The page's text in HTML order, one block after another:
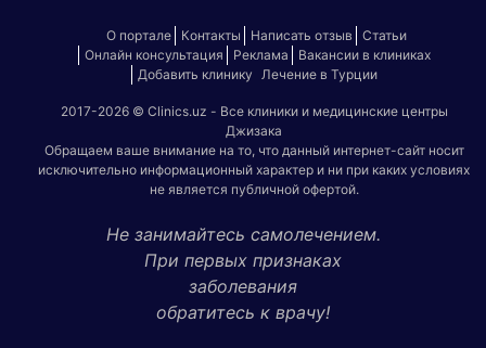
О портале Контакты Написать отзыв
Статьи
Онлайн консультация
Реклама
Вакансии в клиниках
Добавить клинику
Лечение в Турции
2017-2026 © Clinics.uz - Все клиники и медицинские центры
Джизака
Обращаем ваше внимание на то, что данный интернет-сайт носит
исключительно информационный характер и ни при каких условиях
не является публичной офертой.
Не занимайтесь самолечением.
При первых признаках
заболевания
обратитесь к врачу!